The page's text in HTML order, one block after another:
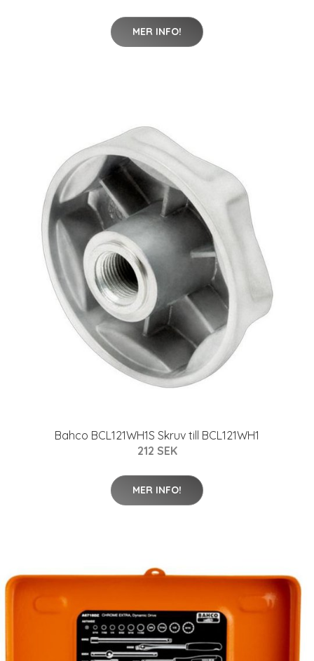
MER INFO!
Bahco BCL121WH1S Skruv till BCL121WH1
212 SEK
MER INFO!